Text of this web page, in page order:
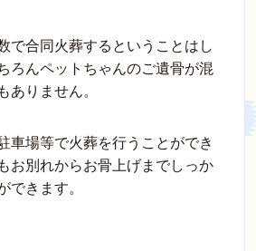
で合同火葬するということはし
ろんペットちゃんのご遺骨が混
ありません。
車場等で火葬を行うことができ
お別れからお骨上げまでしっか
できます。